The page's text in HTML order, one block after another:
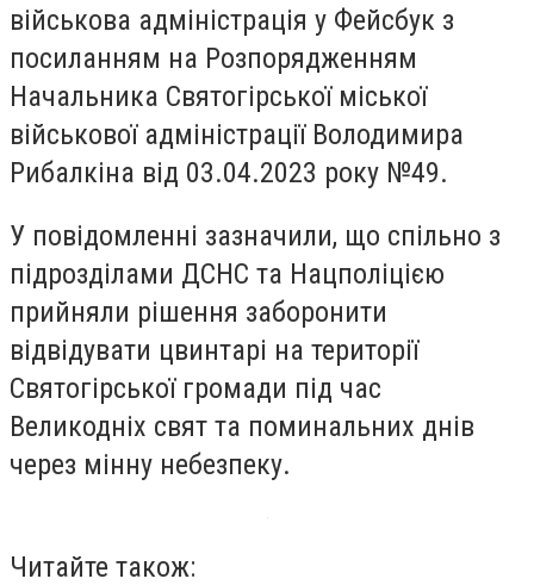
військова адміністрація у Фейсбук з
посиланням на Розпорядженням
Начальника Святогірської міської
військової адміністрації Володимира
Рибалкіна від 03.04.2023 року №49.
У повідомленні зазначили, що спільно з
підрозділами ДСНС та Нацполіцією
прийняли рішення заборонити
відвідувати цвинтарі на території
Святогірської громади під час
Великодніх свят та поминальних днів
через мінну небезпеку.
Читайте також: